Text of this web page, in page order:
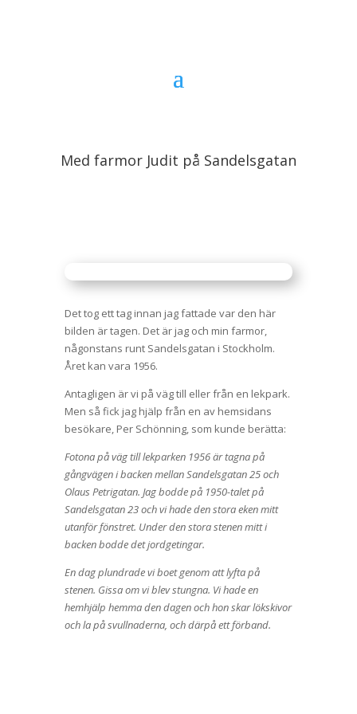
Med farmor Judit på Sandelsgatan
Det tog ett tag innan jag fattade var den här
bilden är tagen. Det är jag och min farmor,
någonstans runt Sandelsgatan i Stockholm.
Året kan vara 1956.
Antagligen är vi på väg till eller från en lekpark.
Men så fick jag hjälp från en av hemsidans
besökare, Per Schönning, som kunde berätta:
Fotona på väg till lekparken 1956 är tagna på
gångvägen i backen mellan Sandelsgatan 25 och
Olaus Petrigatan. Jag bodde på 1950-talet på
Sandelsgatan 23 och vi hade den stora eken mitt
utanför fönstret. Under den stora stenen mitt i
backen bodde det jordgetingar.
En dag plundrade vi boet genom att lyfta på
stenen. Gissa om vi blev stungna. Vi hade en
hemhjälp hemma den dagen och hon skar lökskivor
och la på svullnaderna, och därpå ett förband.